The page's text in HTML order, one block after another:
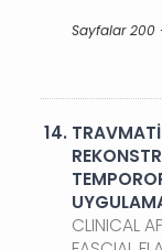
Sayfalar 200
14.
CLINICAL